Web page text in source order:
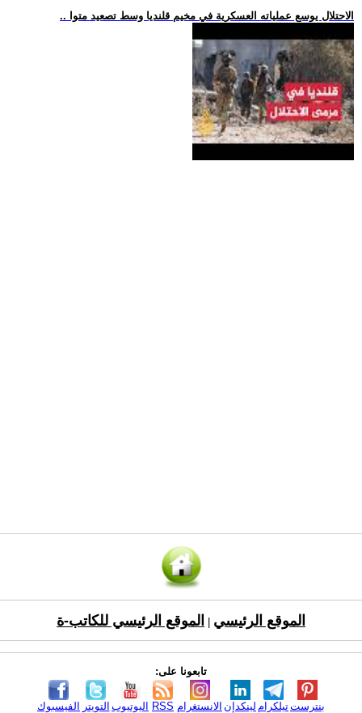
.. الاحتلال يوسع عملياته العسكرية في مخيم قلنديا وسط تصعيد متوا
الموقع الرئيسي الموقع الرئيسي للكاتب-ة
تابعونا على:
الفيسبوك التويتر اليوتيوب RSS الانستغرام لينكدإن تيلكرامبنترست